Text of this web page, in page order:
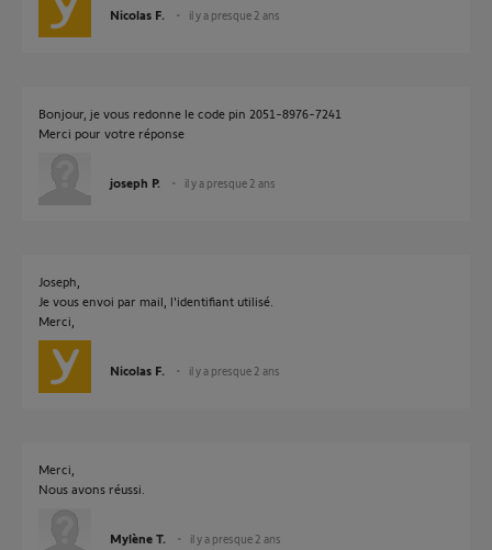
Nicolas F. il y a presque 2 ans
Bonjour, je vous redonne le code pin 2051-8976-7241
Merci pour votre réponse
joseph P. il y a presque 2 ans
Joseph,
Je vous envoi par mail, l'identifiant utilisé.
Merci,
Nicolas F. il y a presque 2 ans
Merci,
Nous avons réussi.
Mylène T. il y a presque 2 ans